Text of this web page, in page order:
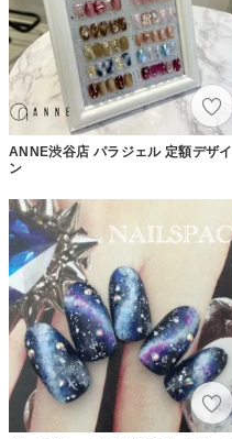
ANNE渋谷店 パラジェル 定額デザイ
ン